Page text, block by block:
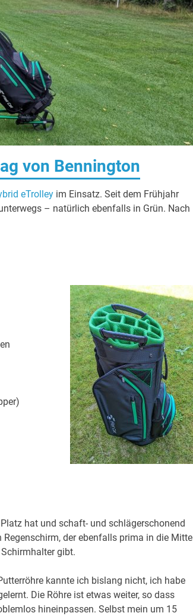
von Bennington
eTrolleyim Einsatz. Seit dem Frühjahr
– natürlich ebenfalls in Grün. Nach
hat und schaft- und schlägerschonend
der ebenfalls prima in die Mitte
gibt.
kannte ich bislang nicht, ich habe
Die Röhre ist etwas weiter, so dass
hineinpassen. Selbst mein um 15